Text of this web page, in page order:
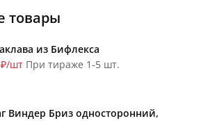
товары
из Бифлекса
шт При тираже 1-5 шт.
Виндер Бриз односторонний,